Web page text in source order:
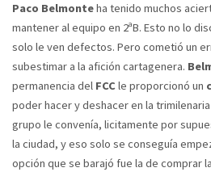
Paco Belmonteha tenido muchos
mantener al equipo en 2ªB. Esto no lo
solo le ven defectos. Pero cometió un
subestimar a la afición cartagenera.
permanencia del FCCle proporcionó un
poder hacer y deshacer en la
grupo le convenía, licitamente por
la ciudad, y eso solo se conseguía
opción que se barajó fue la de comprar